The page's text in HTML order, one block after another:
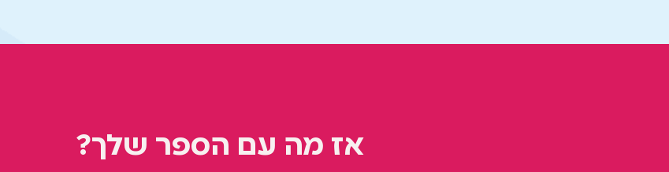
אז מה עם הספר שלך?